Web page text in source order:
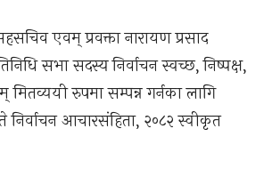
एवम् प्रवक्ता नारायण प्रसाद
सभा सदस्य निर्वाचन स्वच्छ, निष्पक्ष,
मितव्ययी रुपमा सम्पन्न गर्नका लागि
आचारसंहिता, २०८२ स्वीकृत